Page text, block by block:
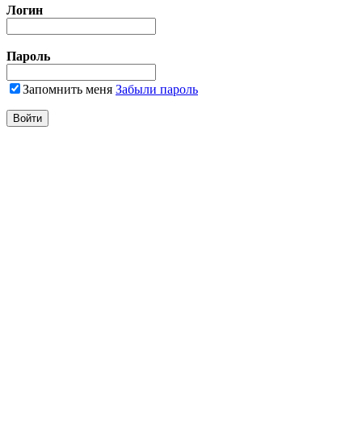
Логин
Пароль
Запомнить меня Забыли пароль